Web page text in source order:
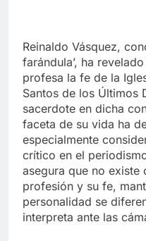
Reinaldo Vásquez,
farándula’, ha
profesa la fe de la
Santos de los Últimos
sacerdote en dicha
faceta de su vida ha
especialmente
crítico en el
asegura que no existe
profesión y su fe,
personalidad se
interpreta ante las